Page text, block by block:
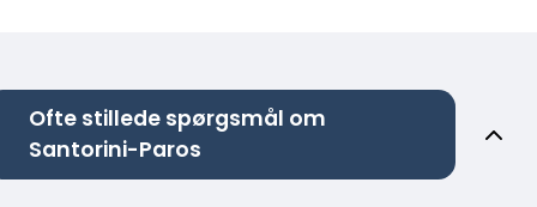
Ofte stillede spørgsmål om
Santorini-Paros